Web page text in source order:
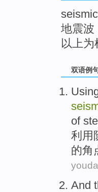
地震波
以上
双语例
of
利用
的角
And